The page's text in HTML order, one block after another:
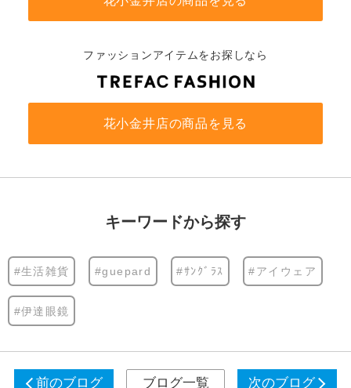
ファッションアイテムをお探しなら
花小金井店の商品を見る
キーワードから探す
#生活雑貨 #guepard #ｻﾝｸﾞﾗｽ #アイウェア
#伊達眼鏡
前のブログ ブログ一覧 次のブログ